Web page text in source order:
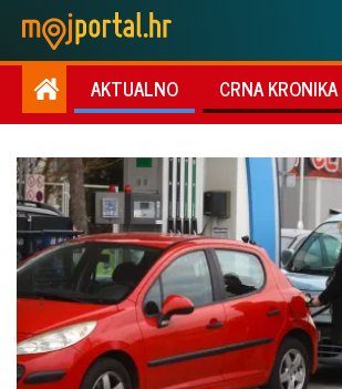
AKTUALNO CRNA KRONIKA